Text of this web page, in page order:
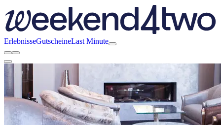
ErlebnisseGutscheineLast Minute